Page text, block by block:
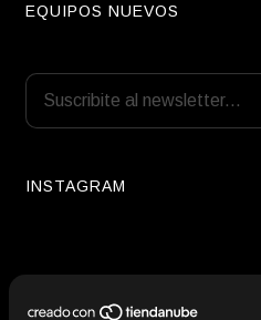
EQUIPOS NUEVOS
INSTAGRAM